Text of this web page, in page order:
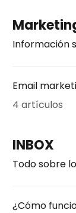
Información
Email
4 artículos
INBOX
Todo sobre
¿Cómo